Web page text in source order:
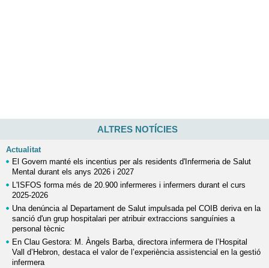
ALTRES NOTÍCIES
Actualitat
El Govern manté els incentius per als residents d'Infermeria de Salut
Mental durant els anys 2026 i 2027
L'ISFOS forma més de 20.900 infermeres i infermers durant el curs
2025-2026
Una denúncia al Departament de Salut impulsada pel COIB deriva en la
sanció d'un grup hospitalari per atribuir extraccions sanguínies a
personal tècnic
En Clau Gestora: M. Àngels Barba, directora infermera de l’Hospital
Vall d’Hebron, destaca el valor de l’experiència assistencial en la gestió
infermera